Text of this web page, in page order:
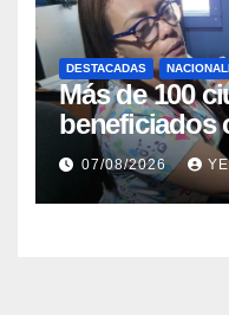
DESTACADAS
Más de 100
beneficiados
prótesis
07/08/2026